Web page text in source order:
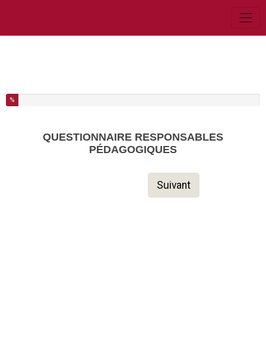
Vous avez complété % de ce questionnaire.
%
QUESTIONNAIRE RESPONSABLES
PÉDAGOGIQUES
Suivant